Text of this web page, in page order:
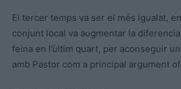
El tercer temps va ser el més igualat,
conjunt local va augmentar la
feina en l’ùltim quart, per aconseguir
amb Pastor com a principal argument